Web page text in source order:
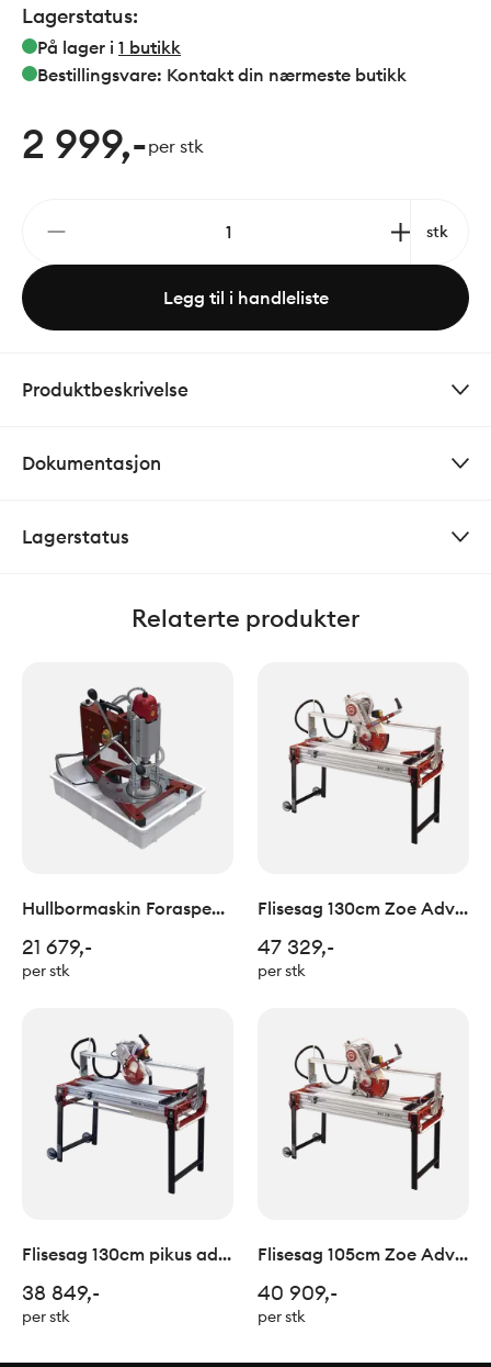
Lagerstatus:
På lager i 1 butikk
Bestillingsvare: Kontakt din nærmeste butikk
2 999,-per stk
stk
Legg til i handleliste
Produktbeskrivelse
Dokumentasjon
Lagerstatus
Relaterte produkter
Hullbormaskin Foraspeed
21 679,-
per stk
Flisesag 130cm Zoe Adv
47 329,-
per stk
Flisesag 130cm pikus adv
38 849,-
per stk
Flisesag 105cm Zoe Adv
40 909,-
per stk